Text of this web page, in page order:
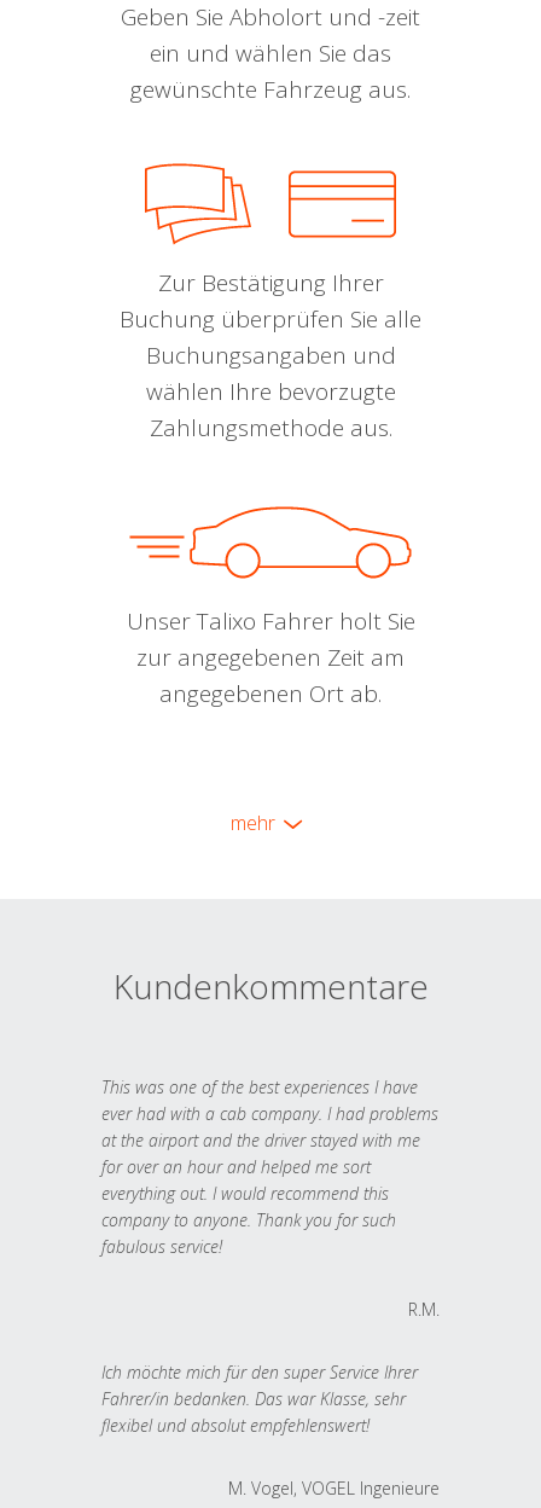
Geben Sie Abholort und -zeit
ein und wählen Sie das
gewünschte Fahrzeug aus.
Zur Bestätigung Ihrer
Buchung überprüfen Sie alle
Buchungsangaben und
wählen Ihre bevorzugte
Zahlungsmethode aus.
Unser Talixo Fahrer holt Sie
zur angegebenen Zeit am
angegebenen Ort ab.
mehr
Kundenkommentare
This was one of the best experiences I have
ever had with a cab company. I had problems
at the airport and the driver stayed with me
for over an hour and helped me sort
everything out. I would recommend this
company to anyone. Thank you for such
fabulous service!
R.M.
Ich möchte mich für den super Service Ihrer
Fahrer/in bedanken. Das war Klasse, sehr
flexibel und absolut empfehlenswert!
M. Vogel, VOGEL Ingenieure